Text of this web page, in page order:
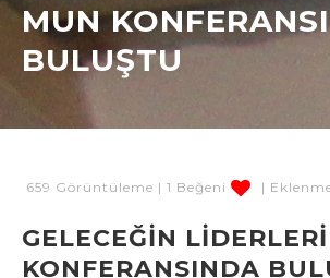
MUN
BULUŞTU
659 Görüntüleme | 1 Beğeni |
GELECEĞİN
KONFERANSINDA